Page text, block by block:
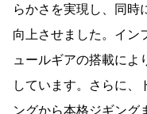
らかさを実現し、同時
向上させました。イン
ュールギアの搭載によ
しています。さらに、
ングから本格ジギング